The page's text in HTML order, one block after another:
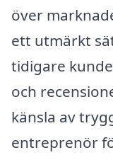
över
ett utmärkt
tidigare
och
känsla av
entreprenör